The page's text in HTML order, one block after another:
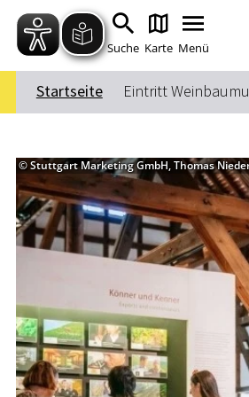
Suche Karte Menü
Startseite Eintritt
© Stuttgart Marketing GmbH, Thomas